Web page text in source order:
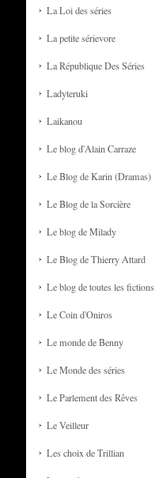
La Loi des séries
La petite sérievore
La République Des Séries
Ladyteruki
Laikanou
Le blog d'Alain Carraze
Le Blog de Karin (Dramas)
Le Blog de la Sorcière
Le blog de Milady
Le Blog de Thierry Attard
Le blog de toutes les fictions
Le Coin d'Oniros
Le monde de Benny
Le Monde des séries
Le Parlement des Rêves
Le Veilleur
Les choix de Trillian